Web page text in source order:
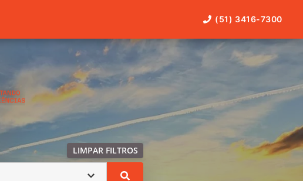
(51) 3416-7300
LIMPAR FILTROS